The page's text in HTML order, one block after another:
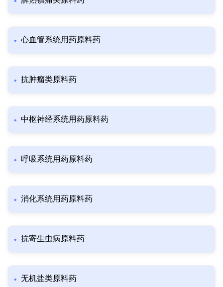
心血管系统用药原料药
抗肿瘤类原料药
中枢神经系统用药原料药
呼吸系统用药原料药
消化系统用药原料药
抗寄生虫病原料药
无机盐类原料药